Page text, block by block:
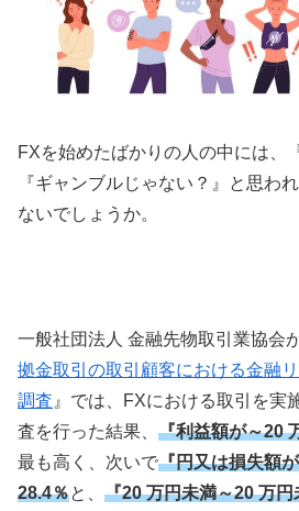
FXを始めたばかりの人の中には、
『ギャンブルじゃない？』と思わ
ないでしょうか。
一般社団法人 金融先物取引業協会
拠金取引の取引顧客における金融
調査 』では、 FXにおける取引を実
査を行った結果、 『利益額が～20
最も高く、次いで『円又は損失額
28.4％と、 『20 万円未満～20 万